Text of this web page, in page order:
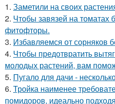
1. Заметили на своих
2. Чтобы завязей на томатах
фитофторы.
3. Избавляемся от сорняков
4. Чтобы предотвратить
молодых растений, вам
5. Пугало для дачи -
6. Тройка наименее
помидоров, идеально